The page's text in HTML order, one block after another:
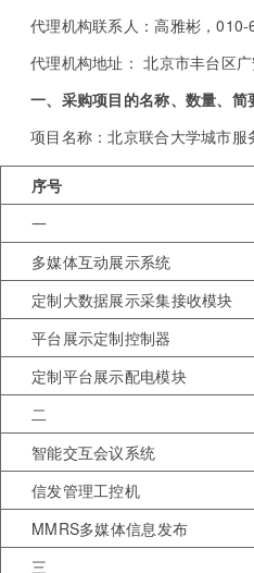
代理机构联系人：高雅彬，
代理机构地址： 北京市丰台区
一、采购项目的名称、数量、简
项目名称：北京联合大学城市
序号
一
多媒体互动展示系统
定制大数据展示采集接收模块
平台展示定制控制器
定制平台展示配电模块
二
智能交互会议系统
信发管理工控机
MMRS多媒体信息发布
三